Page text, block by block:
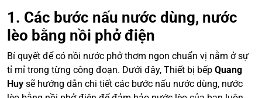
1. Các bước nấu nước dùng, nước
lèo bằng nồi phở điện
Bí quyết để có nồi nước phở thơm ngon chuẩn vị nằm ở sự
tỉ mỉ trong từng công đoạn. Dưới đây, Thiết bị bếp Quang
Huy sẽ hướng dẫn chi tiết các bước nấu nước dùng, nước